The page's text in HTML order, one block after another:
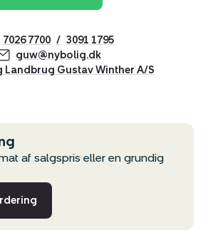
7026 7700
3091 1795
guw@nybolig.dk
Landbrug Gustav Winther A/S
af salgspris eller en grundig